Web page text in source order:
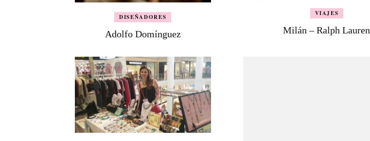
DISEÑADORES
Adolfo Domínguez
VIAJES
Milán – Ralph Lauren